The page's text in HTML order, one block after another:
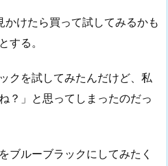
けたら買って試してみるかも
する。
クを試してみたんだけど、私
？」と思ってしまったのだっ
ブルーブラックにしてみたく